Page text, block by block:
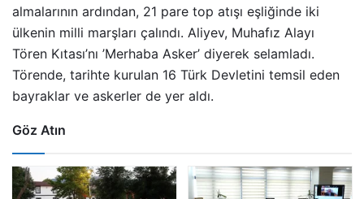
almalarının ardından, 21 pare top atışı eşliğinde iki
ülkenin milli marşları çalındı. Aliyev, Muhafız Alayı
Tören Kıtası’nı ’Merhaba Asker’ diyerek selamladı.
Törende, tarihte kurulan 16 Türk Devletini temsil eden
bayraklar ve askerler de yer aldı.
Göz Atın